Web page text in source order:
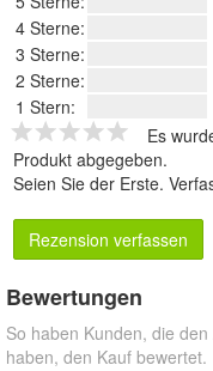
4 Sterne:
3 Sterne:
2 Sterne:
1 Stern:
Es
Produkt abgegeben.
Seien Sie der Erste.
Rezension verfassen
Bewertungen
So haben Kunden, die
haben, den Kauf bewertet.